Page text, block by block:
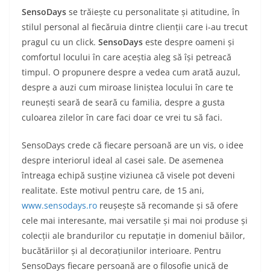
SensoDays se trăiește cu personalitate și atitudine, în
stilul personal al fiecăruia dintre clienții care i-au trecut
pragul cu un click. SensoDays este despre oameni și
comfortul locului în care aceștia aleg să își petreacă
timpul. O propunere despre a vedea cum arată auzul,
despre a auzi cum miroase liniștea locului în care te
reunești seară de seară cu familia, despre a gusta
culoarea zilelor în care faci doar ce vrei tu să faci.
SensoDays crede că fiecare persoană are un vis, o idee
despre interiorul ideal al casei sale. De asemenea
întreaga echipă susține viziunea că visele pot deveni
realitate. Este motivul pentru care, de 15 ani,
www.sensodays.ro reușește să recomande și să ofere
cele mai interesante, mai versatile și mai noi produse și
colecții ale brandurilor cu reputație in domeniul băilor,
bucătăriilor și al decorațiunilor interioare. Pentru
SensoDays fiecare persoană are o filosofie unică de